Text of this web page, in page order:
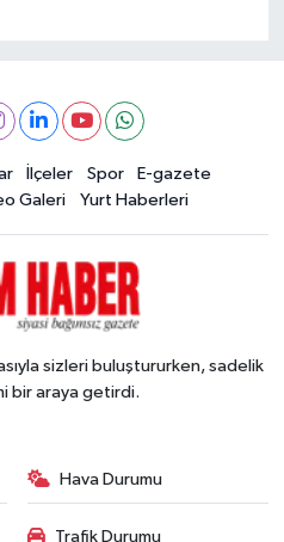
İlçeler Spor
E-gazete
Galeri Yurt Haberleri
sizleri buluştururken, sadelik
bir araya getirdi.
Hava Durumu
Trafik Durumu